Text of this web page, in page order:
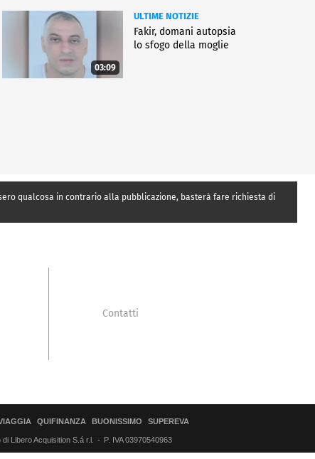
03:09
ULTIME NOTIZIE
Fakir, domani autopsia
lo sfogo della moglie
qualcosa in contrario alla pubblicazione, basterà fare richiesta di
Contatti
QUIFINANZA BUONISSIMO SUPEREVA
Libero Acquisition S.á r.l. P. IVA 03970540963